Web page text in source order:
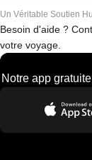
Un Véritable Soutien
Besoin d'aide ?
votre voyage.
Notre app